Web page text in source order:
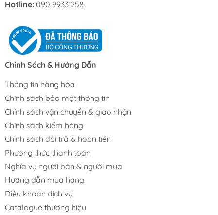
Hotline: 090 9933 258
Chính Sách & Hướng Dẫn
Thông tin hàng hóa
Chính sách bảo mật thông tin
Chính sách vận chuyển & giao nhận
Chính sách kiểm hàng
Chính sách đổi trả & hoàn tiền
Phương thức thanh toán
Nghĩa vụ người bán & người mua
Hướng dẫn mua hàng
Điều khoản dịch vụ
Catalogue thương hiệu